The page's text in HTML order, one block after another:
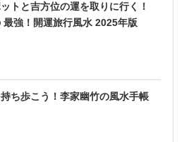
トと吉方位の運を取りに行く！
最強！開運旅行風水 2025年版
ち歩こう！李家幽竹の風水手帳